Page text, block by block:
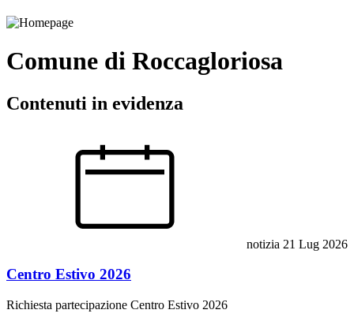
Comune di Roccagloriosa
Contenuti in evidenza
notizia 21 Lug 2026
Centro Estivo 2026
Richiesta partecipazione Centro Estivo 2026